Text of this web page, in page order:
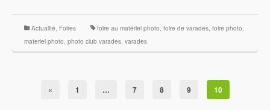
Actualité, Foires foire au matériel photo, foire de varades, foire photo,
materiel photo, photo club varades, varades
« 1 … 7 8 9 10